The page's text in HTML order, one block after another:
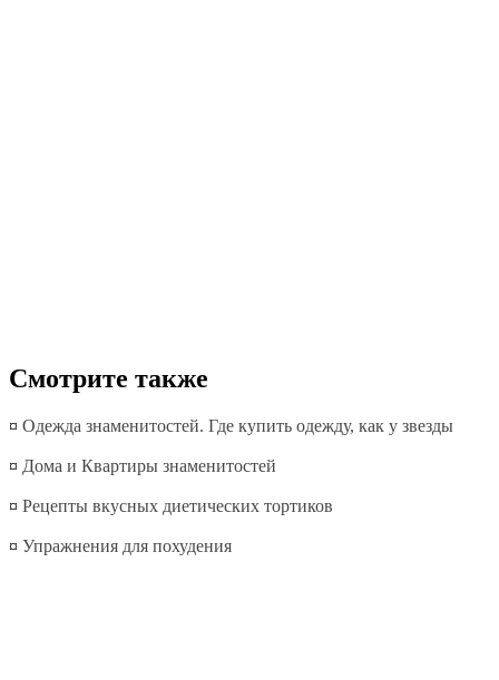
Смотрите также
¤ Одежда знаменитостей. Где купить одежду, как у звезды
¤ Дома и Квартиры знаменитостей
¤ Рецепты вкусных диетических тортиков
¤ Упражнения для похудения